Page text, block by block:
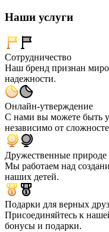
Наши услуги
Сотрудничество
Наш бренд признан
надежности.
Онлайн-утверждение
С нами вы можете быть
независимо от
Дружественные природе
Мы работаем над
наших детей.
Подарки для верных
Присоединяйтесь к
бонусы и подарки.